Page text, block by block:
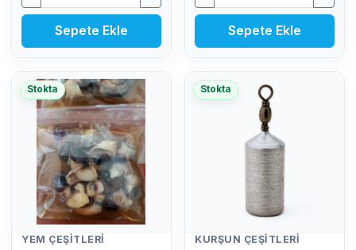
Sepete Ekle Sepete Ekle
Stokta
YEM ÇEŞITLERI
Stokta
KURŞUN ÇEŞITLERI